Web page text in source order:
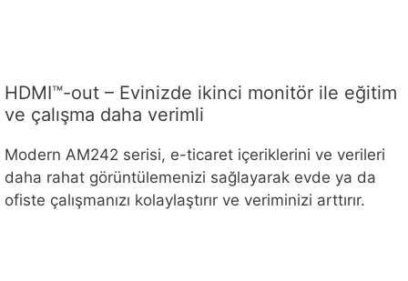
HDMI™-out – Evinizde ikinci monitör ile eğitim
ve çalışma daha verimli
Modern AM242 serisi, e-ticaret içeriklerini ve verileri
daha rahat görüntülemenizi sağlayarak evde ya da
ofiste çalışmanızı kolaylaştırır ve veriminizi arttırır.